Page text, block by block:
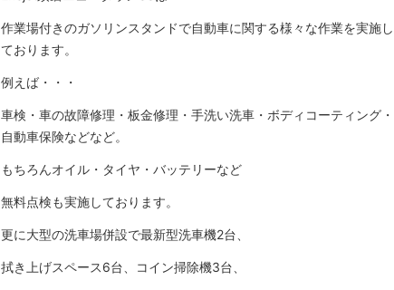
作業場付きのガソリンスタンドで自動車に関する様々な作業を実施し
ております。
例えば・・・
車検・車の故障修理・板金修理・手洗い洗車・ボディコーティング・
自動車保険などなど。
もちろんオイル・タイヤ・バッテリーなど
無料点検も実施しております。
更に大型の洗車場併設で最新型洗車機2台、
拭き上げスペース6台、コイン掃除機3台、